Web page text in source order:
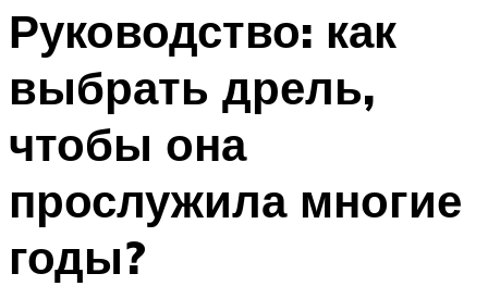
Руководство: как
выбрать дрель,
чтобы она
прослужила многие
годы?